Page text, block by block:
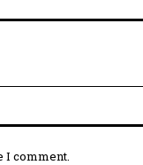
I comment.